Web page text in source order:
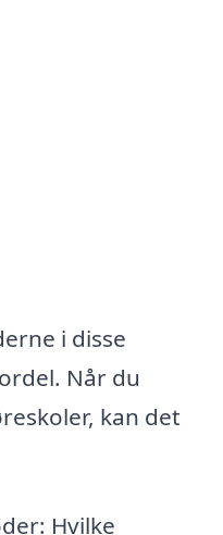
i disse
Når du
kan det
Hvilke